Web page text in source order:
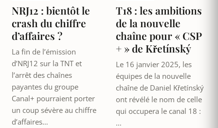
NRJ12 : bientôt le
crash du chiffre
d’affaires ?
La fin de l’émission
d’NRJ12 sur la TNT et
l’arrêt des chaînes
payantes du groupe
Canal+ pourraient porter
un coup sévère au chiffre
d’affaires…
T18 : les ambitions
de la nouvelle
chaîne pour « CSP
+ » de Křetínský
Le 16 janvier 2025, les
équipes de la nouvelle
chaîne de Daniel Křetínský
ont révélé le nom de celle
qui occupera le canal 18 :
…